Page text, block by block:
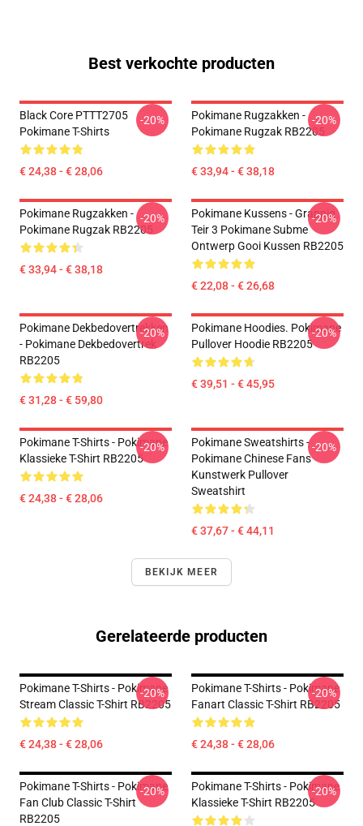
Best verkochte producten
Black Core PTTT2705
Pokimane T-Shirts
€ 24,38 - € 28,06
-20%
Pokimane Rugzakken -
Pokimane Rugzak RB2205
€ 33,94 - € 38,18
-20%
Pokimane Rugzakken -
Pokimane Rugzak RB2205
€ 33,94 - € 38,18
-20%
Pokimane Kussens - Grappig
Teir 3 Pokimane Subme
Ontwerp Gooi Kussen RB2205
€ 22,08 - € 26,68
-20%
Pokimane Dekbedovertrekken
- Pokimane Dekbedovertrek
RB2205
€ 31,28 - € 59,80
-20%
Pokimane Hoodies. Pokimane
Pullover Hoodie RB2205
€ 39,51 - € 45,95
-20%
Pokimane T-Shirts - Pokimane
Klassieke T-Shirt RB2205
€ 24,38 - € 28,06
-20%
Pokimane Sweatshirts -
Pokimane Chinese Fans
Kunstwerk Pullover
Sweatshirt
€ 37,67 - € 44,11
-20%
BEKIJK MEER
Gerelateerde producten
Pokimane T-Shirts - Pokimane
Stream Classic T-Shirt RB2205
€ 24,38 - € 28,06
-20%
Pokimane T-Shirts - Pokimane
Fanart Classic T-Shirt RB2205
€ 24,38 - € 28,06
-20%
Pokimane T-Shirts - Pokimane
Fan Club Classic T-Shirt
RB2205
-20%
Pokimane T-Shirts - Pokimane
Klassieke T-Shirt RB2205
-20%